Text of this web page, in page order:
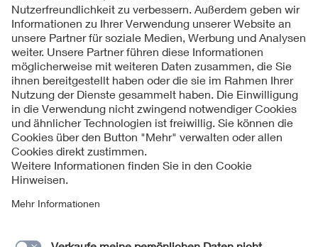
Kontakte
Service
Impressum
Datenschutzinformationen
Cookie Hinweise